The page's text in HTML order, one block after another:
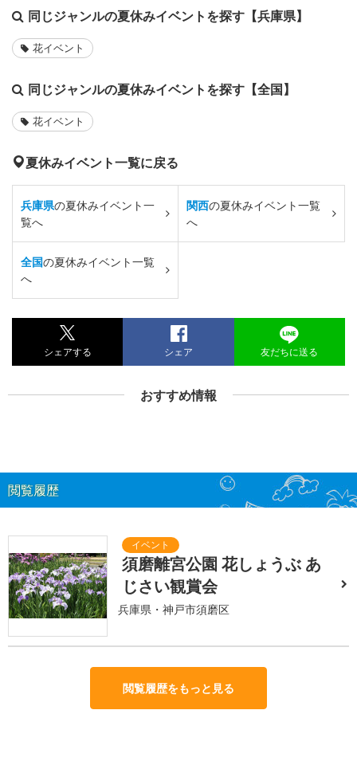
同じジャンルの夏休みイベントを探す【兵庫県】
花イベント
同じジャンルの夏休みイベントを探す【全国】
花イベント
夏休みイベント一覧に戻る
兵庫県の夏休みイベント一
覧へ
関西の夏休みイベント一覧
へ
全国の夏休みイベント一覧
へ
シェアする シェア 友だちに送る
おすすめ情報
閲覧履歴
須磨離宮公園 花しょうぶ あ
じさい観賞会
兵庫県・神戸市須磨区
閲覧履歴をもっと見る